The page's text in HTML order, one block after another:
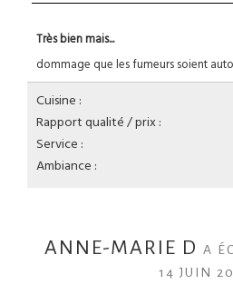
Très bien mais...
dommage que les fumeurs soient
Cuisine :
Rapport qualité / prix :
Service :
Ambiance :
ANNE-MARIE D A
14 JUIN